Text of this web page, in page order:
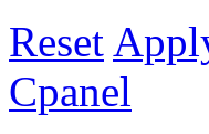
Reset
Cpanel